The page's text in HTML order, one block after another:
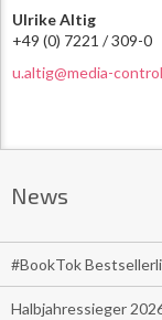
Ulrike Altig
+49 (0) 7221 / 309-0
u.altig@media-
News
#BookTok
Halbjahressieger